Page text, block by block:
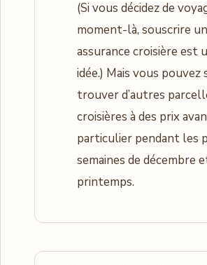
(Si vous décidez de
moment-là, souscrire
assurance croisière est
idée.) Mais vous
trouver d’autres
croisières à des prix
particulier pendant les
semaines de décembre
printemps.